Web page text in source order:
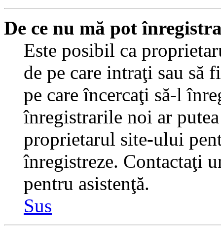
De ce nu mă pot
Este posibil ca
de pe care intraţi sau să
pe care încercaţi să-l
înregistrarile noi ar
proprietarul site-ului
înregistreze. Contactaţi
pentru asistenţă.
Sus